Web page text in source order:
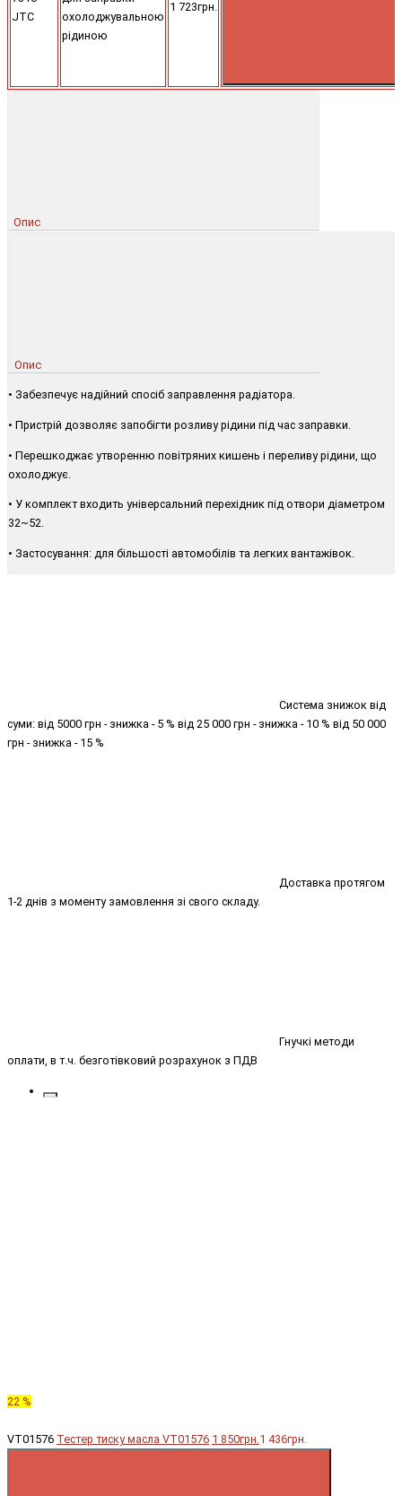
JTC
охолоджувальною
рідиною
1 723грн.
Опис
Опис
• Забезпечує надійний спосіб заправлення радіатора.
• Пристрій дозволяє запобігти розливу рідини під час заправки.
• Перешкоджає утворенню повітряних кишень і переливу рідини, що
охолоджує.
• У комплект входить універсальний перехідник під отвори діаметром
32~52.
• Застосування: для більшості автомобілів та легких вантажівок.
Система знижок від
суми: від 5000 грн - знижка - 5 % від 25 000 грн - знижка - 10 % від 50 000
грн - знижка - 15 %
Доставка протягом
1-2 днів з моменту замовлення зі свого складу.
Гнучкі методи
оплати, в т.ч. безготівковий розрахунок з ПДВ
22 %
VT01576 Тестер тиску масла VT01576 1 850грн. 1 436грн.